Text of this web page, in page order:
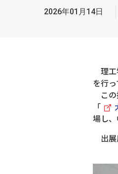
2026年01月14日
理工
を行っ
この
「
場し
出展